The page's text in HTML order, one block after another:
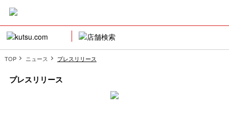
TOP ニュース プレスリリース
プレスリリース